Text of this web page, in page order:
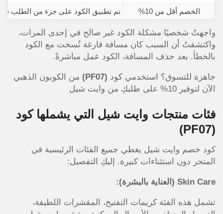
الخصم أقل من 10%
تم تطبيق الكود على جزء من الطلب
واجهتُ شخصيًا مشكلة الكود غير صالح في إحدى المرات،
واكتشفتُ أن السبب كان مسافة فارغة نُسخت مع الكود
بالخطأ. بعد حذف المسافة، الكود عمل مباشرةً.
جاهزة للتسوق؟ استخدمي كود (PF07)
من الكوبون الذهبي
الآن لتوفير 10% على طلبكِ من وايت شيل
فئات منتجات وايت شيل التي يشملها كود
(PF07)
كود خصم وايت شيل يغطي جميع الفئات الرئيسية في
المتجر دون استثناءات كبيرة. إليكِ التفصيل:
Skin Care (العناية بالبشرة):
تشمل هذه الفئة كريمات التفتيح، المقشرات اللطيفة،